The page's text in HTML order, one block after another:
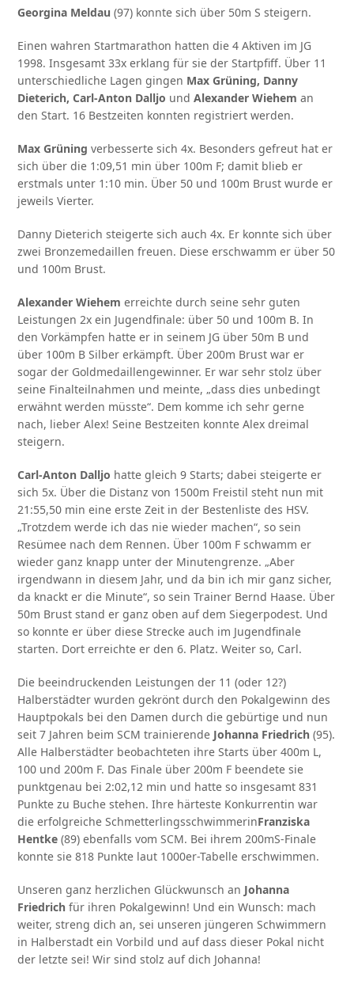
Georgina Meldau (97) konnte sich über 50m S steigern.
Einen wahren Startmarathon hatten die 4 Aktiven im JG
1998. Insgesamt 33x erklang für sie der Startpfiff. Über 11
unterschiedliche Lagen gingen Max Grüning, Danny
Dieterich, Carl-Anton Dalljo undAlexander Wiehem an
den Start. 16 Bestzeiten konnten registriert werden.
Max Grüningverbesserte sich 4x. Besonders gefreut hat er
sich über die 1:09,51 min über 100m F; damit blieb er
erstmals unter 1:10 min. Über 50 und 100m Brust wurde er
jeweils Vierter.
Danny Dieterich steigerte sich auch 4x. Er konnte sich über
zwei Bronzemedaillen freuen. Diese erschwamm er über 50
und 100m Brust.
Alexander Wiehemerreichte durch seine sehr guten
Leistungen 2x ein Jugendfinale: über 50 und 100m B. In
den Vorkämpfen hatte er in seinem JG über 50m B und
über 100m B Silber erkämpft. Über 200m Brust war er
sogar der Goldmedaillengewinner. Er war sehr stolz über
seine Finalteilnahmen und meinte, „dass dies unbedingt
erwähnt werden müsste“. Dem komme ich sehr gerne
nach, lieber Alex! Seine Bestzeiten konnte Alex dreimal
steigern.
Carl-Anton Dalljo hatte gleich 9 Starts; dabei steigerte er
sich 5x. Über die Distanz von 1500m Freistil steht nun mit
21:55,50 min eine erste Zeit in der Bestenliste des HSV.
„Trotzdem werde ich das nie wieder machen“, so sein
Resümee nach dem Rennen. Über 100m F schwamm er
wieder ganz knapp unter der Minutengrenze. „Aber
irgendwann in diesem Jahr, und da bin ich mir ganz sicher,
da knackt er die Minute“, so sein Trainer Bernd Haase. Über
50m Brust stand er ganz oben auf dem Siegerpodest. Und
so konnte er über diese Strecke auch im Jugendfinale
starten. Dort erreichte er den 6. Platz. Weiter so, Carl.
Die beeindruckenden Leistungen der 11 (oder 12?)
Halberstädter wurden gekrönt durch den Pokalgewinn des
Hauptpokals bei den Damen durch die gebürtige und nun
seit 7 Jahren beim SCM trainierende Johanna Friedrich (95).
Alle Halberstädter beobachteten ihre Starts über 400m L,
100 und 200m F. Das Finale über 200m F beendete sie
punktgenau bei 2:02,12 min und hatte so insgesamt 831
Punkte zu Buche stehen. Ihre härteste Konkurrentin war
die erfolgreiche SchmetterlingsschwimmerinFranziska
Hentke (89) ebenfalls vom SCM. Bei ihrem 200mS-Finale
konnte sie 818 Punkte laut 1000er-Tabelle erschwimmen.
Unseren ganz herzlichen Glückwunsch an Johanna
Friedrich für ihren Pokalgewinn! Und ein Wunsch: mach
weiter, streng dich an, sei unseren jüngeren Schwimmern
in Halberstadt ein Vorbild und auf dass dieser Pokal nicht
der letzte sei! Wir sind stolz auf dich Johanna!